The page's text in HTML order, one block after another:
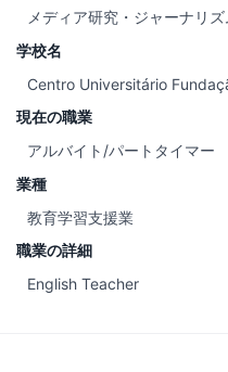
メディア研究・ジャーナリズ
学校名
Centro Universitário
現在の職業
アルバイト/パートタイマー
業種
教育学習支援業
職業の詳細
English Teacher